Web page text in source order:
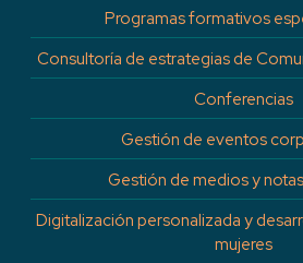
Programas formativos
Consultoría de estrategias de
Conferencias
Gestión de eventos
Gestión de medios y
Digitalización personalizada y
mujeres